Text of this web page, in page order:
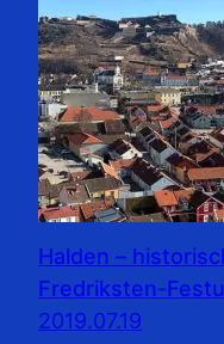
Halden –
Fredriksten-
2019.07.19